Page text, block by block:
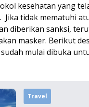
kesehatan yang
Jika tidak mematuhi
diberikan sanksi,
masker. Berikut
mulai dibuka
Travel